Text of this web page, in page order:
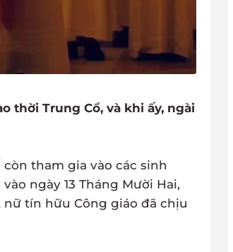
thời Trung Cổ, và khi ấy, ngài
tham gia vào các sinh
ngày 13 Tháng Mười Hai,
tín hữu Công giáo đã chịu